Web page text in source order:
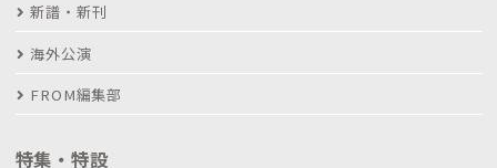
新譜・新刊
海外公演
FROM編集部
特集・特設